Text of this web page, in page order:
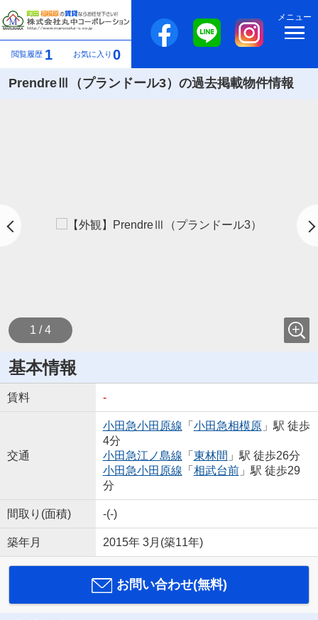
閲覧履歴 1 お気に入り 0
メニュー
PrendreⅢ（プランドール3）の過去掲載物件情報
1 / 4
基本情報
賃料 -
交通
小田急小田原線 「 小田急相模原」駅 徒歩
4分
小田急江ノ島線 「 東林間 」駅 徒歩26分
小田急小田原線 「 相武台前」駅 徒歩29
分
間取り(面積) -(-)
築年月 2015年 3月(築11年)
お問い合わせ(無料)